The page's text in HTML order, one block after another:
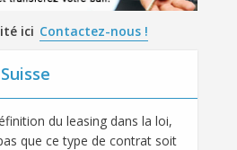
ici Contactez-nous !
du leasing dans la loi,
que ce type de contrat soit